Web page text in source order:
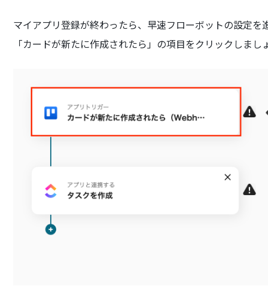
マイアプリ登録が終わったら、早速フローボットの設定を
「カードが新たに作成されたら」の項目をクリックしまし